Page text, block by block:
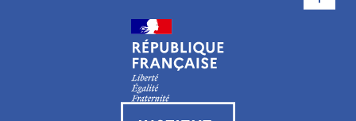
Visiter le site de l’Institut français